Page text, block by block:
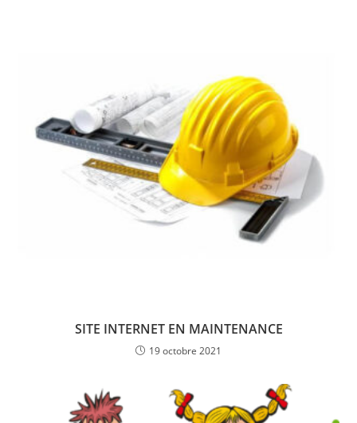
SITE INTERNET EN MAINTENANCE
19 octobre 2021